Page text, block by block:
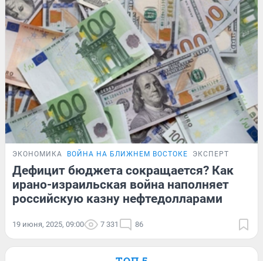
ЭКОНОМИКА ВОЙНА НА БЛИЖНЕМ ВОСТОКЕ ЭКСПЕРТ
Дефицит бюджета сокращается? Как
ирано-израильская война наполняет
российскую казну нефтедолларами
19 июня, 2025, 09:00 7 331 86